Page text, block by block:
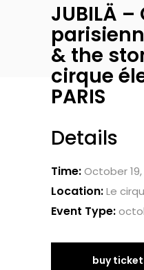
JUBILÄ
& the
cirque
PARIS
Details
Time:October 19,
Location:Le
Event Type:
buy